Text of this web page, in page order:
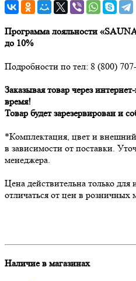
Программа лояльности
до 10%
Подробности по тел: 8 (800)
Заказывая товар через
время!
Товар будет зарезервирован и
*Комплектация, цвет и
в зависимости от поставки.
менеджера.
Цена действительна только
отличаться от цен в розничных
Наличие в магазинах